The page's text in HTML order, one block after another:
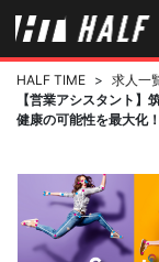
HALF TIME > 求人一
【営業アシスタント
健康の可能性を最大化！